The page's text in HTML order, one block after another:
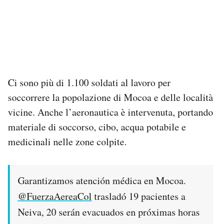
Ci sono più di 1.100 soldati al lavoro per
soccorrere la popolazione di Mocoa e delle località
vicine. Anche l’aeronautica è intervenuta, portando
materiale di soccorso, cibo, acqua potabile e
medicinali nelle zone colpite.
Garantizamos atención médica en Mocoa.
@FuerzaAereaCol trasladó 19 pacientes a
Neiva, 20 serán evacuados en próximas horas